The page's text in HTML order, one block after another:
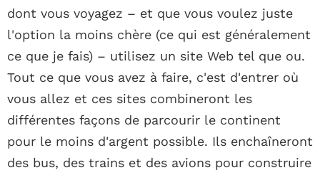
dont vous voyagez – et que vous voulez juste
l'option la moins chère (ce qui est généralement
ce que je fais) – utilisez un site Web tel que ou.
Tout ce que vous avez à faire, c'est d'entrer où
vous allez et ces sites combineront les
différentes façons de parcourir le continent
pour le moins d'argent possible. Ils enchaîneront
des bus, des trains et des avions pour construire